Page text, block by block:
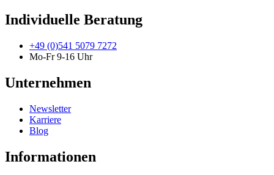
Individuelle Beratung
+49 (0)541 5079 7272
Mo-Fr 9-16 Uhr
Unternehmen
Newsletter
Karriere
Blog
Informationen